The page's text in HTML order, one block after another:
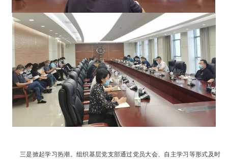
三是掀起学习热潮。组织基层党支部通过党员大会、自主学习等形式及时